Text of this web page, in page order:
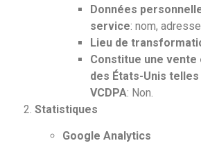
Données
service: nom,
Lieu de
Constitue une
des États-Unis telles
VCDPA: Non.
Statistiques
Google Analytics